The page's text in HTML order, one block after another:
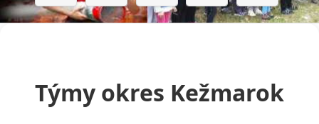
Týmy okres Kežmarok